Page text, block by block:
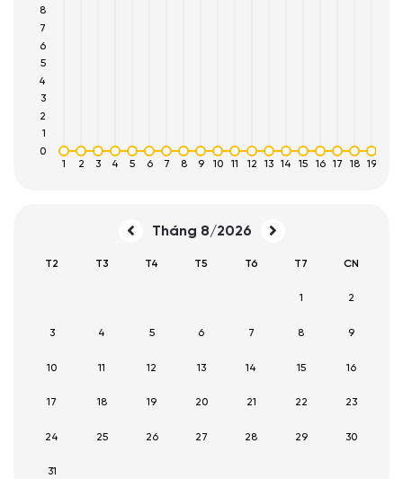
1 2 3 4 5 6 7 8 9 10 11 12 13 14 15 16 17 18 19
0
1
2
3
4
5
6
7
8
Tháng 8/2026
T2 T3 T4 T5 T6 T7 CN
1 2
3 4 5 6 7 8 9
10 11 12 13 14 15 16
17 18 19 20 21 22 23
24 25 26 27 28 29 30
31